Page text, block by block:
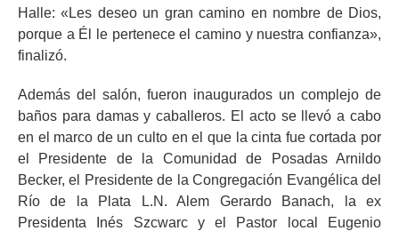
Halle: «Les deseo un gran camino en nombre de Dios,
porque a Él le pertenece el camino y nuestra confianza»,
finalizó.
Además del salón, fueron inaugurados un complejo de
baños para damas y caballeros. El acto se llevó a cabo
en el marco de un culto en el que la cinta fue cortada por
el Presidente de la Comunidad de Posadas Arnildo
Becker, el Presidente de la Congregación Evangélica del
Río de la Plata L.N. Alem Gerardo Banach, la ex
Presidenta Inés Szcwarc y el Pastor local Eugenio